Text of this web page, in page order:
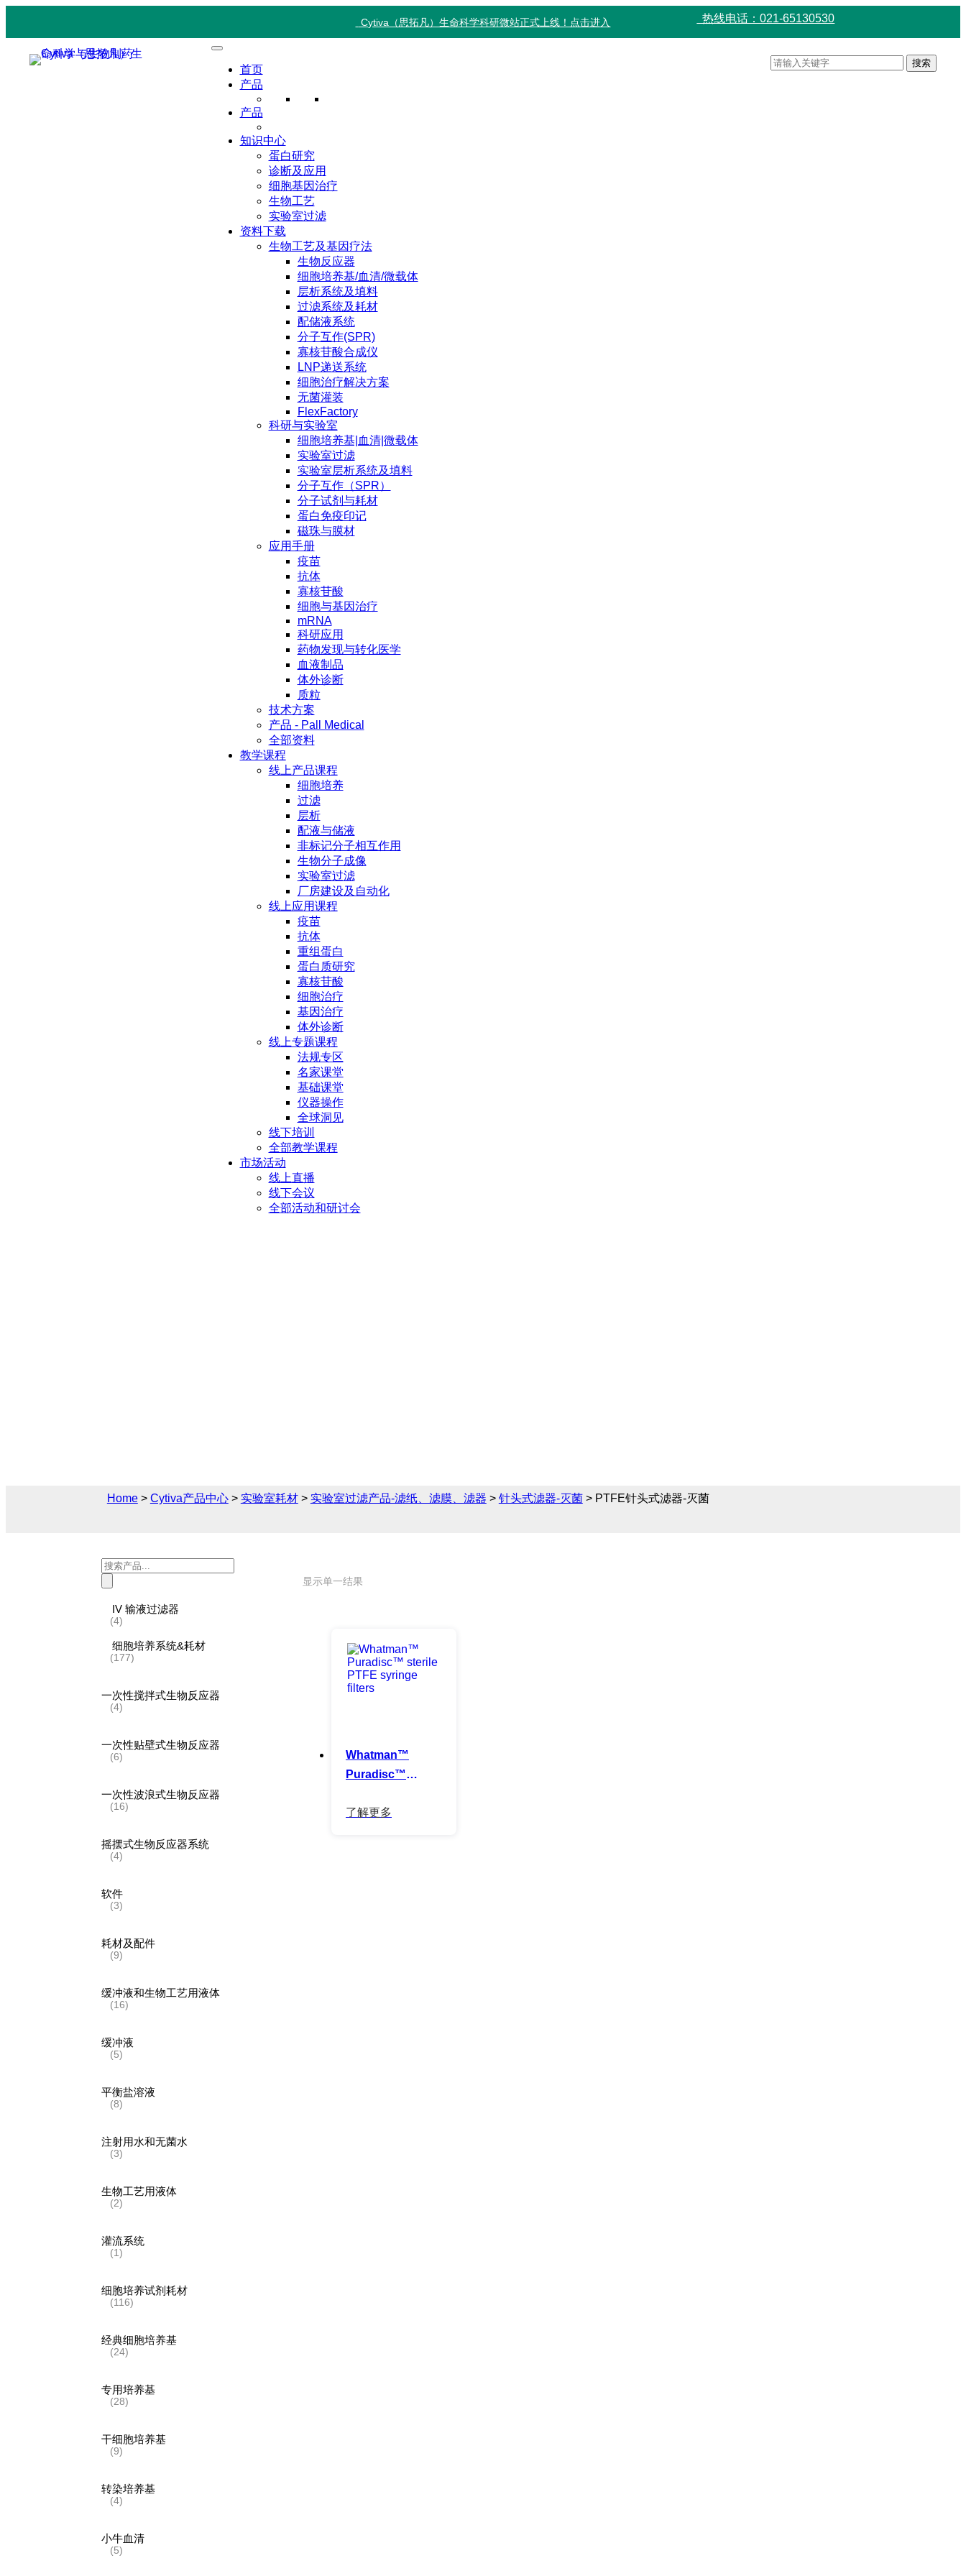
Cytiva（思拓凡）生命科学科研微站正式上线！点击进入 热线电话：021-65130530
首页
产品
产品
知识中心
蛋白研究
诊断及应用
细胞基因治疗
生物工艺
实验室过滤
资料下载
生物工艺及基因疗法
生物反应器
细胞培养基/血清/微载体
层析系统及填料
过滤系统及耗材
配储液系统
分子互作(SPR)
寡核苷酸合成仪
LNP递送系统
细胞治疗解决方案
无菌灌装
FlexFactory
科研与实验室
细胞培养基|血清|微载体
实验室过滤
实验室层析系统及填料
分子互作（SPR）
分子试剂与耗材
蛋白免疫印记
磁珠与膜材
应用手册
疫苗
抗体
寡核苷酸
细胞与基因治疗
mRNA
科研应用
药物发现与转化医学
血液制品
体外诊断
质粒
技术方案
产品 - Pall Medical
全部资料
教学课程
线上产品课程
细胞培养
过滤
层析
配液与储液
非标记分子相互作用
生物分子成像
实验室过滤
厂房建设及自动化
线上应用课程
疫苗
抗体
重组蛋白
蛋白质研究
寡核苷酸
细胞治疗
基因治疗
体外诊断
线上专题课程
法规专区
名家课堂
基础课堂
仪器操作
全球洞见
线下培训
全部教学课程
市场活动
线上直播
线下会议
全部活动和研讨会
Home> Cytiva产品中心> 实验室耗材> 实验室过滤产品-滤纸、滤膜、滤器 > 针头式滤器-灭菌> PTFE针头式滤器-灭菌
Products
search
IV 输液过滤器
(4)
细胞培养系统&耗材
(177)
一次性搅拌式生物反应器
(4)
一次性贴壁式生物反应器
(6)
一次性波浪式生物反应器
(16)
摇摆式生物反应器系统
(4)
软件
(3)
耗材及配件
(9)
缓冲液和生物工艺用液体
(16)
缓冲液
(5)
平衡盐溶液
(8)
注射用水和无菌水
(3)
生物工艺用液体
(2)
灌流系统
(1)
细胞培养试剂耗材
(116)
经典细胞培养基
(24)
专用培养基
(28)
干细胞培养基
(9)
转染培养基
(4)
小牛血清
(5)
显示单一结果
Whatman™
Puradisc™
syringe filters